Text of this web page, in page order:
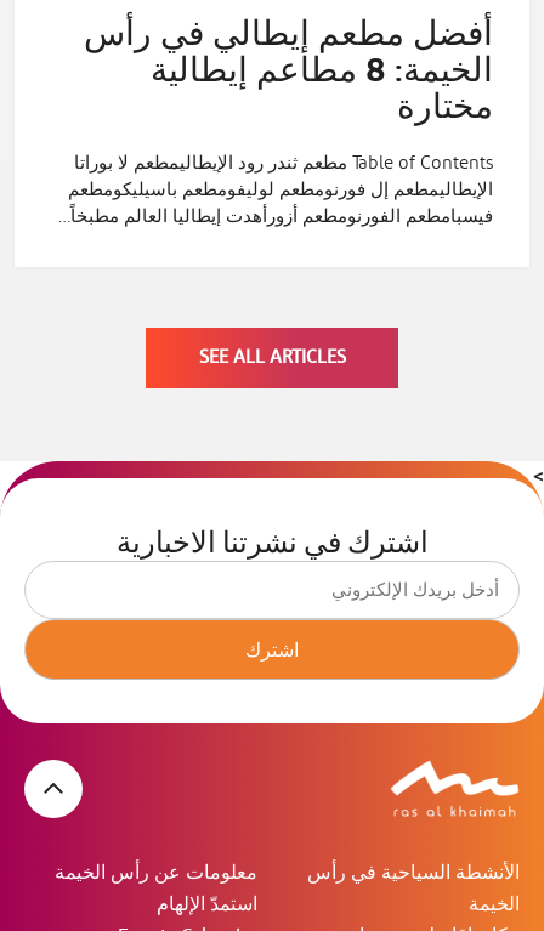
أفضل مطعم إيطالي في رأس
الخيمة: 8 مطاعم إيطالية
مختارة
Table of Contents مطعم ثندر رود الإيطاليمطعم لا بوراتا
الإيطاليمطعم إل فورنومطعم لوليفومطعم باسيليكومطعم
فيسبامطعم الفورنومطعم أزورأهدت إيطاليا العالم مطبخاً…
SEE ALL ARTICLES
>
اشترك في نشرتنا الاخبارية
اشترك
الأنشطة السياحية في رأس
الخيمة
معلومات عن رأس الخيمة
استمدّ الإلهام